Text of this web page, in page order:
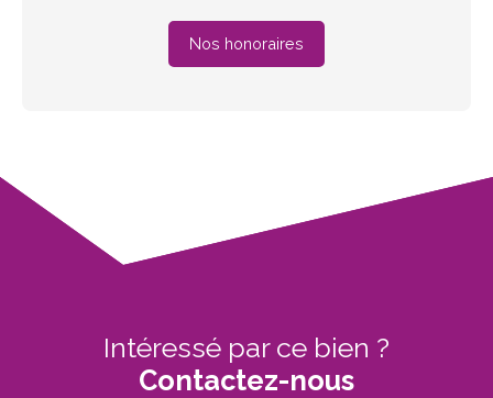
Nos honoraires
Intéressé par ce bien ?
Contactez-nous